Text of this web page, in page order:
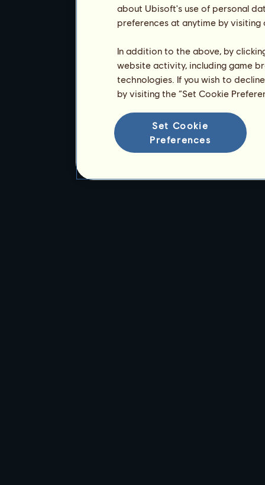
about Ubisoft's use of personal
preferences at anytime by
In addition to the above, by
website activity, including game
technologies. If you wish to
by visiting the “Set Cookie
Set Cookie
Preferences